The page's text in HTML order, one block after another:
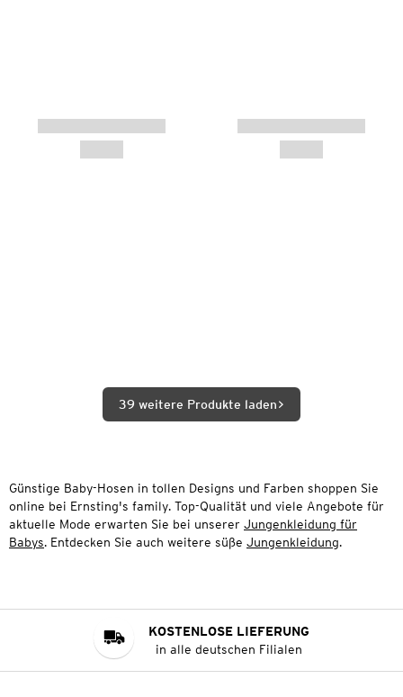
39 weitere Produkte laden
Günstige Baby-Hosen in tollen Designs und Farben shoppen Sie
online bei Ernsting's family. Top-Qualität und viele Angebote für
aktuelle Mode erwarten Sie bei unserer Jungenkleidung für
Babys. Entdecken Sie auch weitere süße Jungenkleidung.
KOSTENLOSE LIEFERUNG
in alle deutschen Filialen